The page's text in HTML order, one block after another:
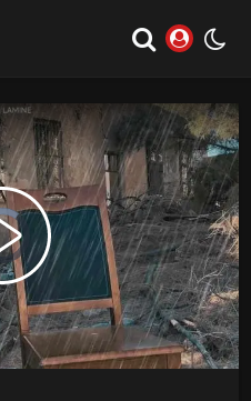
Video
Player
is
loading.
Play
Video